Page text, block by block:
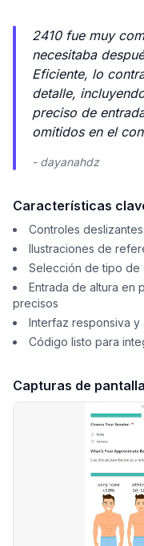
2410 fue muy
necesitaba
Eficiente, lo
detalle,
preciso de
omitidos en el
- dayanahdz
Características
Controles
Ilustraciones de
Selección de tipo de
Entrada de altura en
precisos
Interfaz responsiva y
Código listo para
Capturas de pantalla